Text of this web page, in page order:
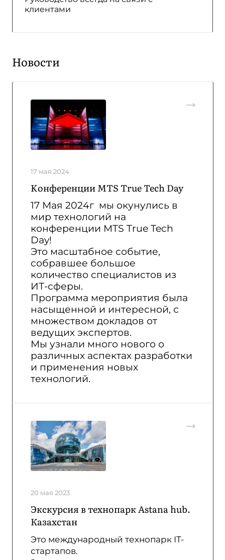
клиентами
Новости
17 мая 2024
Kонференции MTS True Tech Day
17 Мая 2024г мы окунулись в
мир технологий на
конференции MTS True Tech
Day!
Это масштабное событие,
собравшее большое
количество специалистов из
ИТ-сферы.
Программа мероприятия была
насыщенной и интересной, с
множеством докладов от
ведущих экспертов.
Мы узнали много нового о
различных аспектах разработки
и применения новых
технологий.
20 мая 2023
Экскурсия в технопарк Astana hub.
Казахстан
Это международный технопарк IT-
стартапов.